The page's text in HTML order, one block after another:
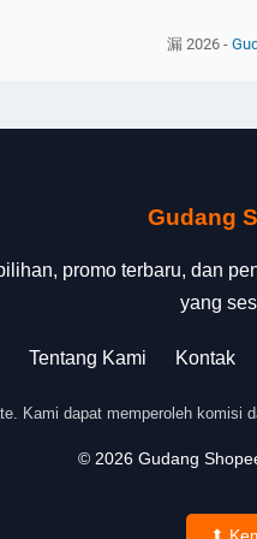
漏 2026 -
Gudang
promo terbaru, dan
yang
Tentang Kami Kontak
Kami dapat memperoleh komisi
© 2026 Gudang
⬆